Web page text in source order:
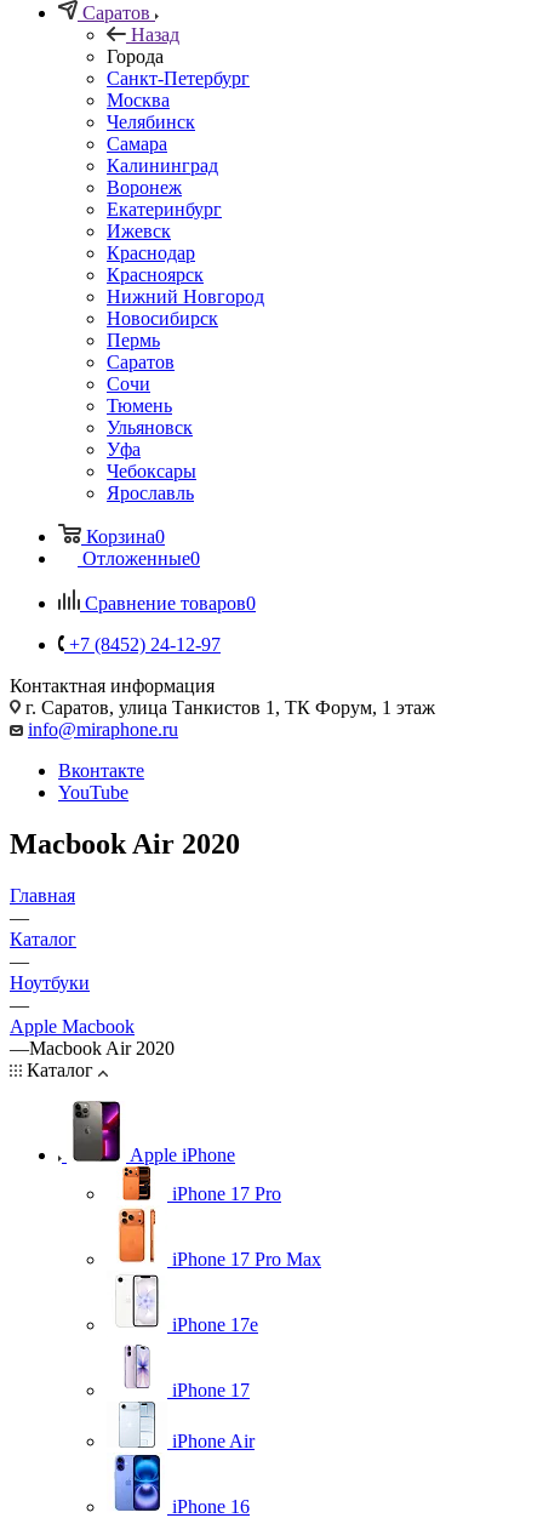
Саратов
Назад
Города
Санкт-Петербург
Москва
Челябинск
Самара
Калининград
Воронеж
Екатеринбург
Ижевск
Краснодар
Красноярск
Нижний Новгород
Новосибирск
Пермь
Саратов
Сочи
Тюмень
Ульяновск
Уфа
Чебоксары
Ярославль
Корзина0
Отложенные0
Сравнение товаров0
+7 (8452) 24-12-97
Контактная информация
г. Саратов, улица Танкистов 1, ТК Форум, 1 этаж
info@miraphone.ru
Вконтакте
YouTube
Macbook Air 2020
Главная
—
Каталог
—
Ноутбуки
—
Apple Macbook
—Macbook Air 2020
Каталог
Apple iPhone
iPhone 17 Pro
iPhone 17 Pro Max
iPhone 17e
iPhone 17
iPhone Air
iPhone 16